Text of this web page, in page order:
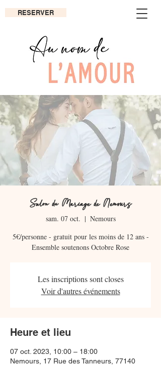
RESERVER
Salon du Mariage de Nemours
sam. 07 oct.
  |
Nemours
5€/personne - gratuit pour les moins de 12 ans -
Ensemble soutenons Octobre Rose
Les inscriptions sont closes
Voir d'autres événements
Heure et lieu
07 oct. 2023, 10:00 – 18:00
Nemours, 17 Rue des Tanneurs, 77140